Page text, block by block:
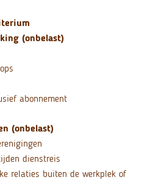
(onbelast)
abonnement
(onbelast)
dienstreis
relaties buiten de werkplek of